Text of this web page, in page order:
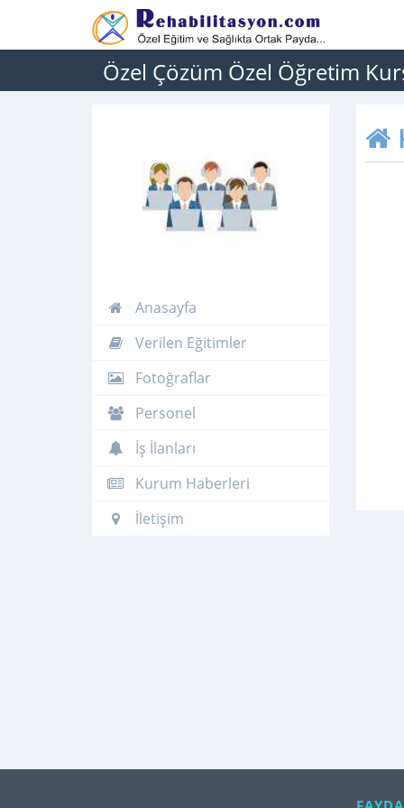
Özel Çözüm Özel Öğretim
Anasayfa
Verilen Eğitimler
Fotoğraflar
Personel
İş İlanları
Kurum Haberleri
İletişim